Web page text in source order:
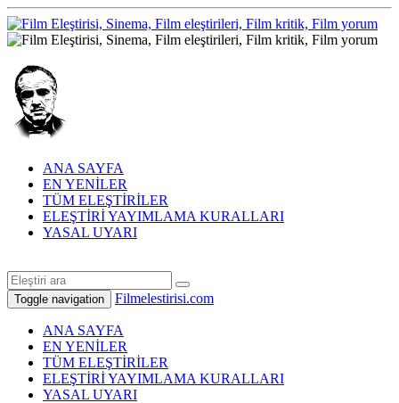
ANA SAYFA
EN YENİLER
TÜM ELEŞTİRİLER
ELEŞTİRİ YAYIMLAMA KURALLARI
YASAL UYARI
Toggle navigation Filmelestirisi.com
ANA SAYFA
EN YENİLER
TÜM ELEŞTİRİLER
ELEŞTİRİ YAYIMLAMA KURALLARI
YASAL UYARI